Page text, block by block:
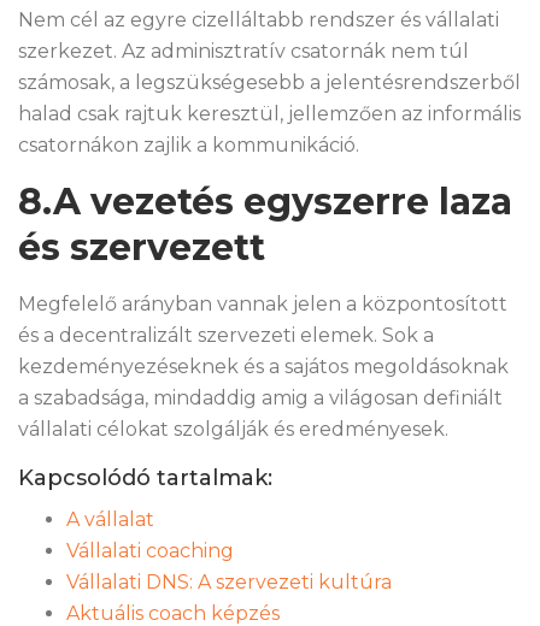
Nem cél az egyre cizelláltabb rendszer és vállalati
szerkezet. Az adminisztratív csatornák nem túl
számosak, a legszükségesebb a jelentésrendszerből
halad csak rajtuk keresztül, jellemzően az informális
csatornákon zajlik a kommunikáció.
8.A vezetés egyszerre laza
és szervezett
Megfelelő arányban vannak jelen a központosított
és a decentralizált szervezeti elemek. Sok a
kezdeményezéseknek és a sajátos megoldásoknak
a szabadsága, mindaddig amig a világosan definiált
vállalati célokat szolgálják és eredményesek.
Kapcsolódó tartalmak:
A vállalat
Vállalati coaching
Vállalati DNS: A szervezeti kultúra
Aktuális coach képzés